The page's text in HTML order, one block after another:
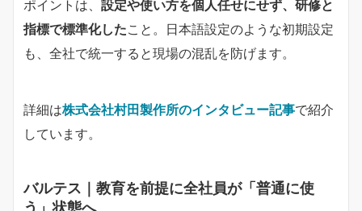
ポイントは、​ ​設定や使い方を個人任せにせず、研修と
指標で標準化した​​こと。日本語設定のような初期設定
も、全社で統一すると現場の混乱を防げます。
詳細は​株式会社村田製作所のインタビュー記事​で紹介
しています。
バルテス｜教育を前提に全社員が「普通に使
う」状態へ